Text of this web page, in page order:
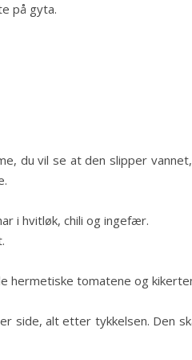
på gyta.
du vil se at den slipper
i hvitløk, chili og ingefær.
hermetiske tomatene og
side, alt etter tykkelsen. Den